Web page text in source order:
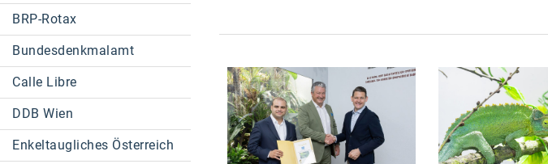
BRP-Rotax
Bundesdenkmalamt
Calle Libre
DDB Wien
Enkeltaugliches Österreich